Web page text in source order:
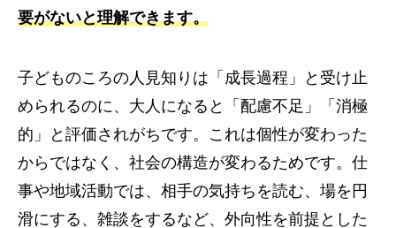
要がないと理解できます。
子どものころの人見知りは「成長過程」と受け止
められるのに、大人になると「配慮不足」「消極
的」と評価されがちです。これは個性が変わった
からではなく、社会の構造が変わるためです。仕
事や地域活動では、相手の気持ちを読む、場を円
滑にする、雑談をするなど、外向性を前提とした